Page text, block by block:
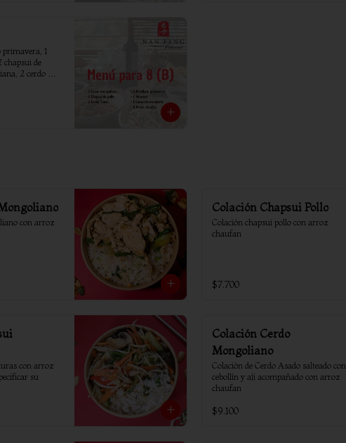
1
de
2 cerdo
con arroz
Colación Chapsui Pollo
Colación chapsui pollo con arroz
chaufan
$7.700
con arroz
su
Colación Cerdo
Mongoliano
Colación de Cerdo Asado salteado con
cebollín y ají acompañado con arroz
chaufan
$9.100